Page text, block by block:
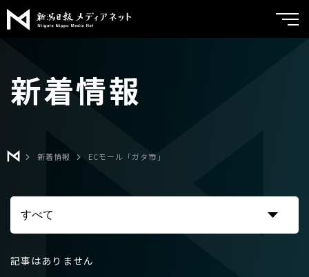
新潟日報
サービス紹介
ブランドコンサルティング
折込広告
ポスティング
よくあるご質問
会社案内
新着情報
お問い合わせ
新着情報
新着情報 ECモール「ガタ市」
記事はありません